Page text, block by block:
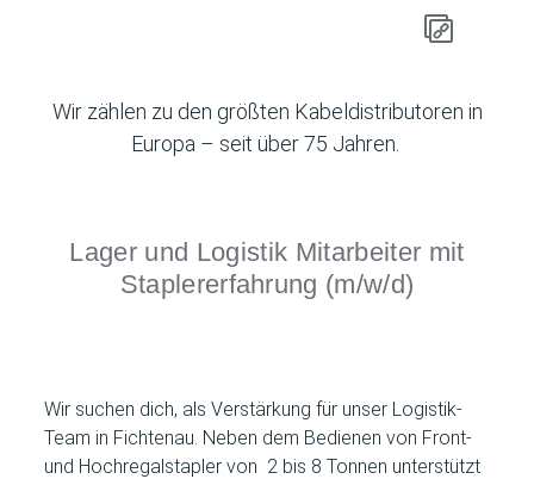
Wir zählen zu den größten Kabeldistributoren in
Europa – seit über 75 Jahren.
Lager und Logistik Mitarbeiter mit
Staplererfahrung (m/w/d)
Wir suchen dich, als Verstärkung für unser Logistik-
Team in Fichtenau. Neben dem Bedienen von Front-
und Hochregalstapler von 2 bis 8 Tonnen unterstützt